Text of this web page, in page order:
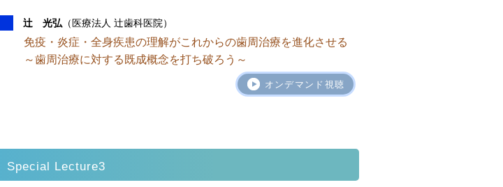
辻 光弘 （医療法人 辻歯科医院）
免疫・炎症・全身疾患の理解がこれからの歯周治療を進化させる
～歯周治療に対する既成概念を打ち破ろう～
オンデマンド視聴
Special Lecture3